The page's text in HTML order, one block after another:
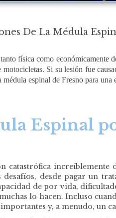
De La Médula
física como económicamente
Si su lesión fue
espinal de Fresno para
Espinal
catastrófica increíblemente
desde pagar un
de por vida,
lo hacen. Incluso
y, a menudo, un